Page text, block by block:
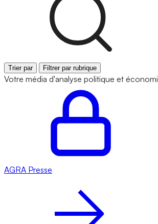
Trier par Filtrer par rubrique
Votre média d'analyse politique et
AGRA Presse